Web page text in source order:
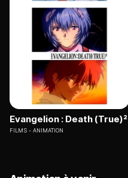
Evangelion : Death (True)²
FILMS ANIMATION